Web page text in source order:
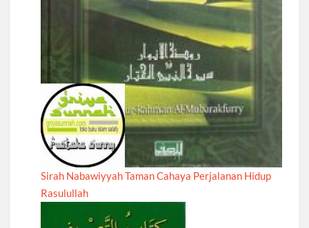
Sirah Nabawiyyah Taman Cahaya Perjalanan Hidup
Rasulullah